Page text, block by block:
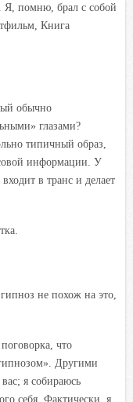
Я, помню, брал с собой
Книга
обычно
глазами?
типичный образ,
информации. У
в транс и делает
не похож на это,
что
Другими
я собираюсь
себя. Фактически, я